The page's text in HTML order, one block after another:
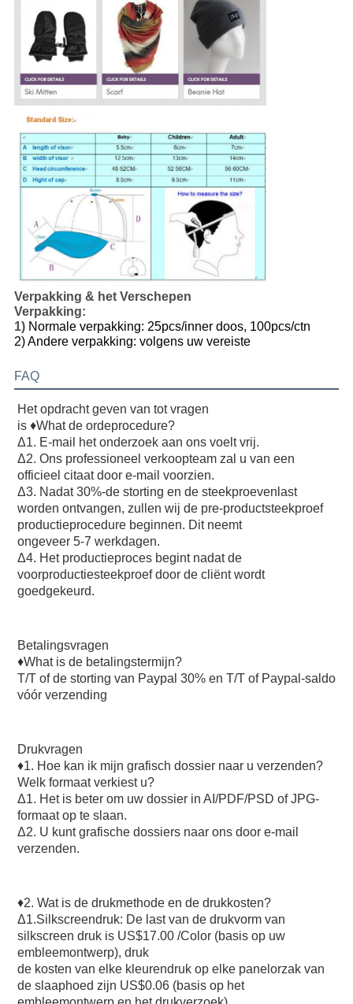
Verpakking & het Verschepen
Verpakking:
1) Normale verpakking: 25pcs/inner doos, 100pcs/ctn
2) Andere verpakking: volgens uw vereiste
FAQ
Het opdracht geven van tot vragen
is ♦What de ordeprocedure?
Δ1. E-mail het onderzoek aan ons voelt vrij.
Δ2. Ons professioneel verkoopteam zal u van een
officieel citaat door e-mail voorzien.
Δ3. Nadat 30%-de storting en de steekproevenlast
worden ontvangen, zullen wij de pre-productsteekproef
productieprocedure beginnen. Dit neemt
ongeveer 5-7 werkdagen.
Δ4. Het productieproces begint nadat de
voorproductiesteekproef door de cliënt wordt
goedgekeurd.
Betalingsvragen
♦What is de betalingstermijn?
T/T of de storting van Paypal 30% en T/T of Paypal-saldo
vóór verzending
Drukvragen
♦1. Hoe kan ik mijn grafisch dossier naar u verzenden?
Welk formaat verkiest u?
Δ1. Het is beter om uw dossier in AI/PDF/PSD of JPG-
formaat op te slaan.
Δ2. U kunt grafische dossiers naar ons door e-mail
verzenden.
♦2. Wat is de drukmethode en de drukkosten?
Δ1.Silkscreendruk: De last van de drukvorm van
silkscreen druk is US$17.00 /Color (basis op uw
embleemontwerp), druk
de kosten van elke kleurendruk op elke panelorzak van
de slaaphoed zijn US$0.06 (basis op het